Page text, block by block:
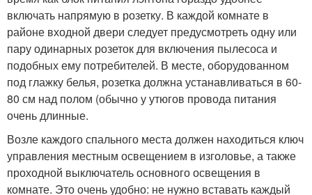
включать напрямую в розетку. В каждой комнате в
районе входной двери следует предусмотреть одну или
пару одинарных розеток для включения пылесоса и
подобных ему потребителей. В месте, оборудованном
под глажку белья, розетка должна устанавливаться в 60-
80 см над полом (обычно у утюгов провода питания
очень длинные.
Возле каждого спального места должен находиться ключ
управления местным освещением в изголовье, а также
проходной выключатель основного освещения в
комнате. Это очень удобно: не нужно вставать каждый